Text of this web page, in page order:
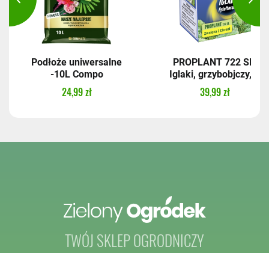
Podłoże uniwersalne
-10L Compo
24,99 zł
PROPLANT 722 SL,
Iglaki, grzybobjczy,...
39,99 zł
TWÓJ SKLEP OGRODNICZY